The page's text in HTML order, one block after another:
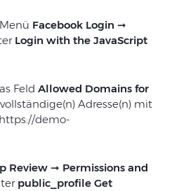
Facebook Login ➞
Login with the JavaScript
Feld Allowed Domains for
Adresse(n) mit
demo-
Review ➞ Permissions and
public_profile Get